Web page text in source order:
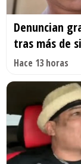
Denuncian
tras más de
Hace 13 horas